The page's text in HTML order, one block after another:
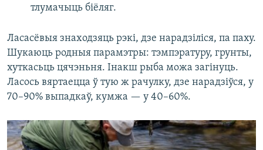
тлумачыць біёляг.
Ласасёвыя знаходзяць рэкі, дзе нарадзіліся, па паху.
Шукаюць родныя парамэтры: тэмпэратуру, грунты,
хуткасьць цячэньня. Інакш рыба можа загінуць.
Ласось вяртаецца ў тую ж рачулку, дзе нарадзіўся, у
70–90% выпадкаў, кумжа — у 40–60%.